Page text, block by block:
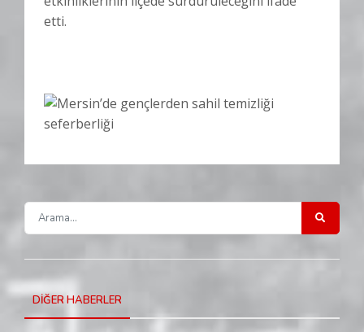
etti.
DİĞER HABERLER